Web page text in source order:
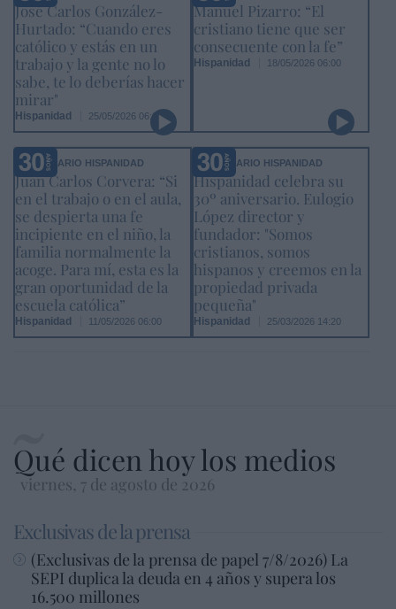
José Carlos González-
Hurtado: “Cuando eres
católico y estás en un
trabajo y la gente no lo
sabe, te lo deberías hacer
mirar"
Hispanidad 25/05/2026 06:00
Manuel Pizarro: “El
cristiano tiene que ser
consecuente con la fe”
Hispanidad 18/05/2026 06:00
ANIVERSARIO HISPANIDAD
Juan Carlos Corvera: “Si
en el trabajo o en el aula,
se despierta una fe
incipiente en el niño, la
familia normalmente la
acoge. Para mí, esta es la
gran oportunidad de la
escuela católica”
Hispanidad 11/05/2026 06:00
ANIVERSARIO HISPANIDAD
Hispanidad celebra su
30º aniversario. Eulogio
López director y
fundador: "Somos
cristianos, somos
hispanos y creemos en la
propiedad privada
pequeña"
Hispanidad 25/03/2026 14:20
Qué dicen hoy los medios
viernes, 7 de agosto de 2026
Exclusivas de la prensa
(Exclusivas de la prensa de papel 7/8/2026) La
SEPI duplica la deuda en 4 años y supera los
16.500 millones